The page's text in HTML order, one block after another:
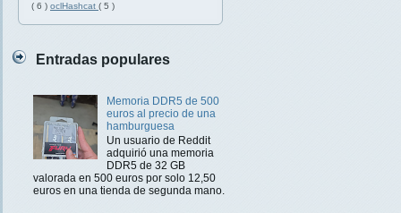
( 6 ) oclHashcat ( 5 )
Entradas populares
Memoria DDR5 de 500
euros al precio de una
hamburguesa
Un usuario de Reddit
adquirió una memoria
DDR5 de 32 GB
valorada en 500 euros por solo 12,50
euros en una tienda de segunda mano.